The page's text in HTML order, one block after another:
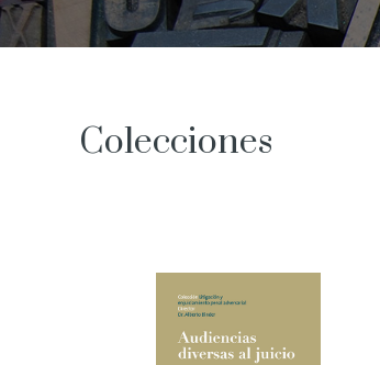
Colecciones